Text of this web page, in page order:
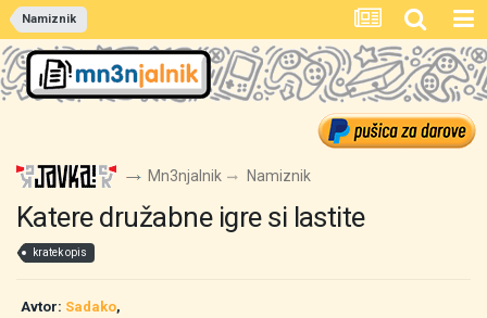
Namiznik
Mn3njalnik Namiznik
Katere družabne igre si lastite
kratek opis
Avtor: Sadako,